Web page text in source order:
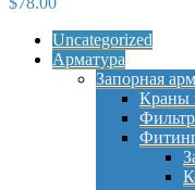
Uncategorized
Арматура
Запорная
Краны